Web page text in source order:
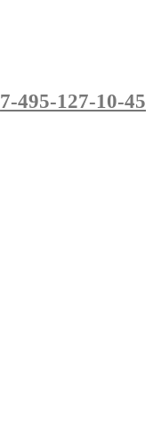
7-495-127-10-45